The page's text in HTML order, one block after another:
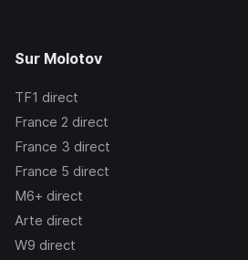
Sur Molotov
TF1 direct
France 2 direct
France 3 direct
France 5 direct
M6+ direct
Arte direct
W9 direct